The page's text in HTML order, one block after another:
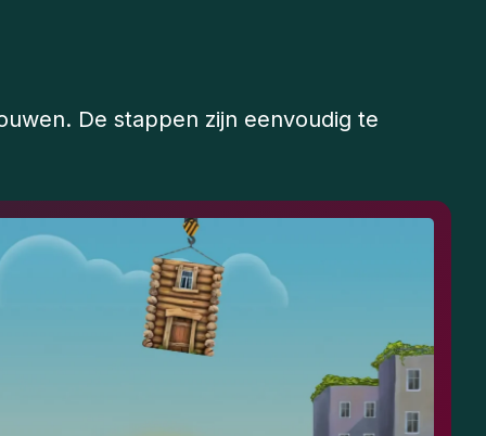
De stappen zijn eenvoudig te